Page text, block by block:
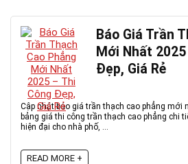
Báo Giá Trần
Mới Nhất
Đẹp, Giá Rẻ
Cập nhật báo giá trần thạch cao phẳng mới
bảng giá thi công trần thạch cao phẳng chi
hiện đại cho nhà phố, ...
READ MORE +